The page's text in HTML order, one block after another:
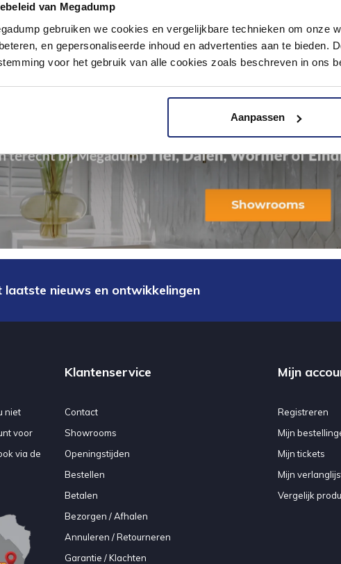
van Megadump
gebruiken we cookies en vergelijkbare technieken om onze
en gepersonaliseerde inhoud en advertenties aan te bieden.
voor het gebruik van alle cookies zoals beschreven in ons
Aanpassen
nieuws en ontwikkelingen
niet
voor
via de
Klantenservice
Contact
Showrooms
Openingstijden
Bestellen
Betalen
Bezorgen / Afhalen
Annuleren / Retourneren
Garantie / Klachten
Mijn
Registreren
Mijn
Mijn tickets
Mijn
Vergelijk